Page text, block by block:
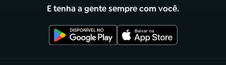
E tenha a gente sempre com você.